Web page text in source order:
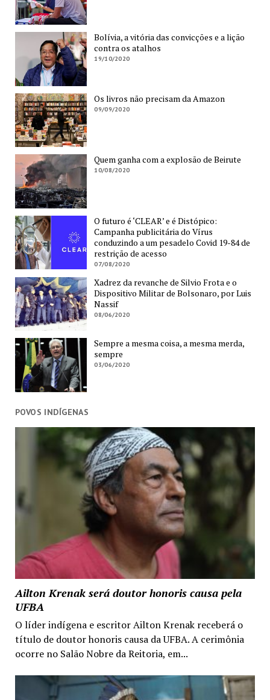
Bolívia, a vitória das convicções e a lição
contra os atalhos
19/10/2020
Os livros não precisam da Amazon
09/09/2020
Quem ganha com a explosão de Beirute
10/08/2020
O futuro é ‘CLEAR’ e é Distópico:
Campanha publicitária do Vírus
conduzindo a um pesadelo Covid 19-84 de
restrição de acesso
07/08/2020
Xadrez da revanche de Silvio Frota e o
Dispositivo Militar de Bolsonaro, por Luis
Nassif
08/06/2020
Sempre a mesma coisa, a mesma merda,
sempre
03/06/2020
POVOS INDÍGENAS
Ailton Krenak será doutor honoris causa pela
UFBA
O líder indígena e escritor Ailton Krenak receberá o
título de doutor honoris causa da UFBA. A cerimônia
ocorre no Salão Nobre da Reitoria, em...